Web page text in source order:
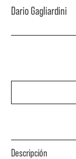
Dario Gagliardini
Descripción